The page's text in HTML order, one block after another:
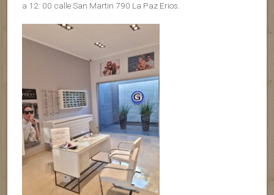
a 12: 00 calle San Martin 790 La Paz Erios.